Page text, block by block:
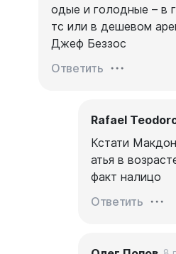
одые и голодные – в
тс или в дешевом
Джеф Беззос
Ответить
Rafael
Кстати
атья в
факт налицо
Ответить